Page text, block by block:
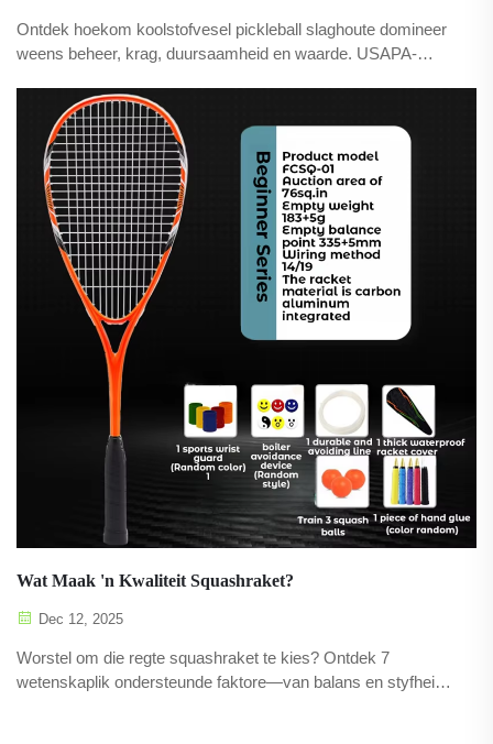
Ontdek hoekom koolstofvesel pickleball slaghoute domineer
weens beheer, krag, duursaamheid en waarde. USAPA-
vandag nog jou perfekte slaghoet.
Wat Maak 'n Kwaliteit Squashraket?
Dec 12, 2025
Worstel om die regte squashraket te kies? Ontdek 7
wetenskaplik ondersteunde faktore—van balans en styfheid